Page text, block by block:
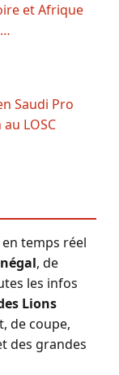
et Afrique
Saudi Pro
LOSC
temps réel
, de
les infos
Lions
de coupe,
des grandes